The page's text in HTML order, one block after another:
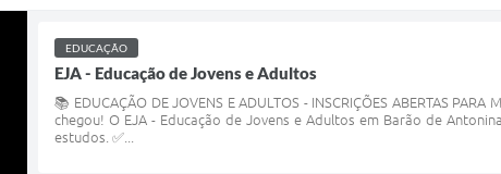
EDUCAÇÃO
EJA - Educação de Jovens e Adultos
📚 EDUCAÇÃO DE JOVENS E ADULTOS - INSCRIÇÕES ABERTAS
chegou! O EJA - Educação de Jovens e Adultos em Barão de
estudos. ✅...